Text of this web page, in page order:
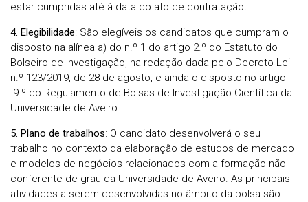
estar cumpridas até à data do ato de contratação.
4. Elegibilidade: São elegíveis os candidatos que cumpram o
disposto na alínea a) do n.º 1 do artigo 2.º do Estatuto do
Bolseiro de Investigação, na redação dada pelo Decreto-Lei
n.º 123/2019, de 28 de agosto, e ainda o disposto no artigo
9.º do Regulamento de Bolsas de Investigação Científica da
Universidade de Aveiro.
5. Plano de trabalhos: O candidato desenvolverá o seu
trabalho no contexto da elaboração de estudos de mercado
e modelos de negócios relacionados com a formação não
conferente de grau da Universidade de Aveiro. As principais
atividades a serem desenvolvidas no âmbito da bolsa são: